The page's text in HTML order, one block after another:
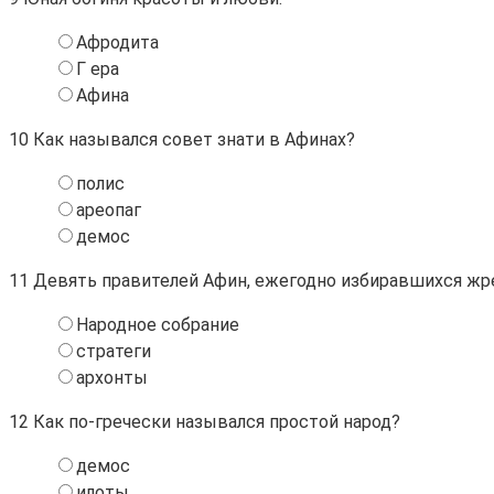
Афродита
Г ера
Афина
10 Как назывался совет знати в Афинах?
полис
ареопаг
демос
11 Девять правителей Афин, ежегодно избиравшихся
Народное собрание
стратеги
архонты
12 Как по-гречески назывался простой народ?
демос